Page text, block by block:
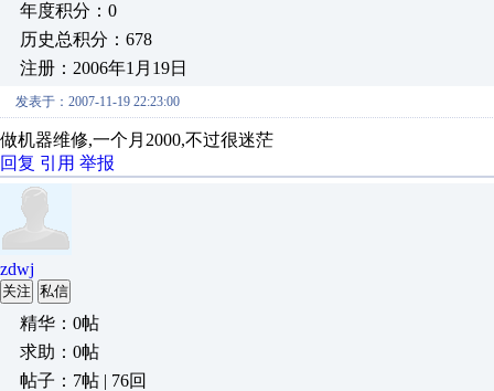
年度积分：0
历史总积分：678
注册：2006年1月19日
发表于：2007-11-19 22:23:00
做机器维修,一个月2000,不过很迷茫
回复 引用 举报
zdwj
关注 私信
精华：0帖
求助：0帖
帖子：7帖 | 76回